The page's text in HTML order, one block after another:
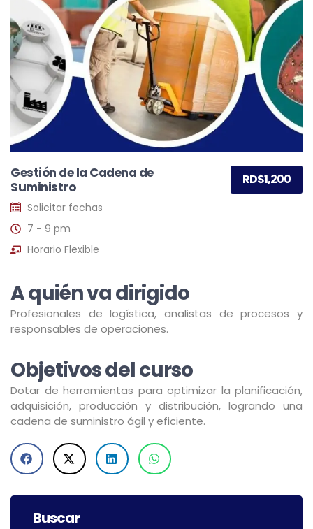
Gestión de la Cadena de
Suministro
RD$1,200
Solicitar fechas
7 - 9 pm
Horario Flexible
A quién va dirigido
Profesionales de logística, analistas de procesos y
responsables de operaciones.
Objetivos del curso
Dotar de herramientas para optimizar la planificación,
adquisición, producción y distribución, logrando una
cadena de suministro ágil y eficiente.
Buscar